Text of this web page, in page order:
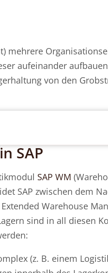
mehrere
aufeinander
von den
SAP
SAP WM
SAP zwischen dem
Warehouse
sind in all diesen
(z. B. einem